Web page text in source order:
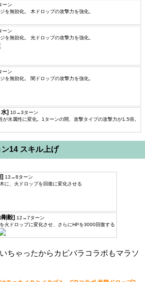
ーン
を無効化。 木ドロップの攻撃力を強化。
ーン
を無効化。 光ドロップの攻撃力を強化。
ーン
を無効化。 闇ドロップの攻撃力を強化。
] 10→3ターン
が水属性に変化。1ターンの間、攻撃タイプの攻撃力が1.5倍。
14 スキル上げ
] 13→8ターン
に、火ドロップを回復に変化させる
剛毅] 12→7ターン
火ドロップに変化させ、さらにHPを3000回復する
ちゃったからカピバラコラボもマラソ